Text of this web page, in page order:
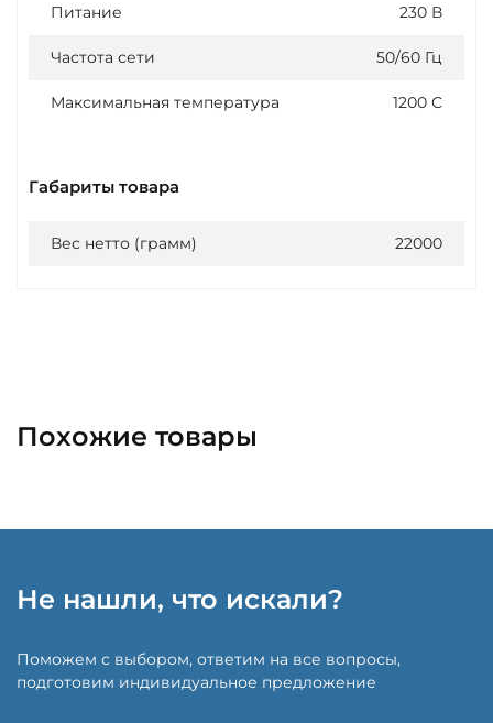
Питание 230 В
Частота сети 50/60 Гц
Максимальная температура 1200 С
Габариты товара
Вес нетто (грамм) 22000
Похожие товары
Не нашли, что искали?
Поможем с выбором, ответим на все вопросы,
подготовим индивидуальное предложение